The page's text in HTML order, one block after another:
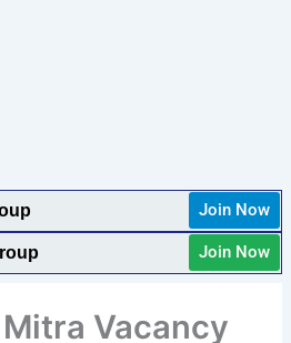
Join Now
Join Now
Vacancy